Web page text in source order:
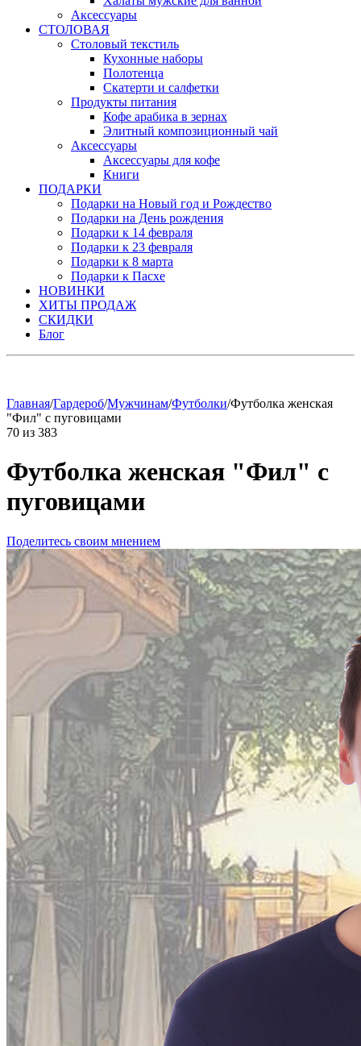
Аксессуары
СТОЛОВАЯ
Столовый текстиль
Кухонные наборы
Полотенца
Скатерти и салфетки
Продукты питания
Кофе арабика в зернах
Элитный композиционный чай
Аксессуары
Аксессуары для кофе
Книги
ПОДАРКИ
Подарки на Новый год и Рождество
Подарки на День рождения
Подарки к 14 февраля
Подарки к 23 февраля
Подарки к 8 марта
Подарки к Пасхе
НОВИНКИ
ХИТЫ ПРОДАЖ
СКИДКИ
Блог
Главная/Гардероб/Мужчинам/Футболки/Футболка женская
"Фил" с пуговицами
70 из 383
Футболка женская "Фил" с
пуговицами
Поделитесь своим мнением